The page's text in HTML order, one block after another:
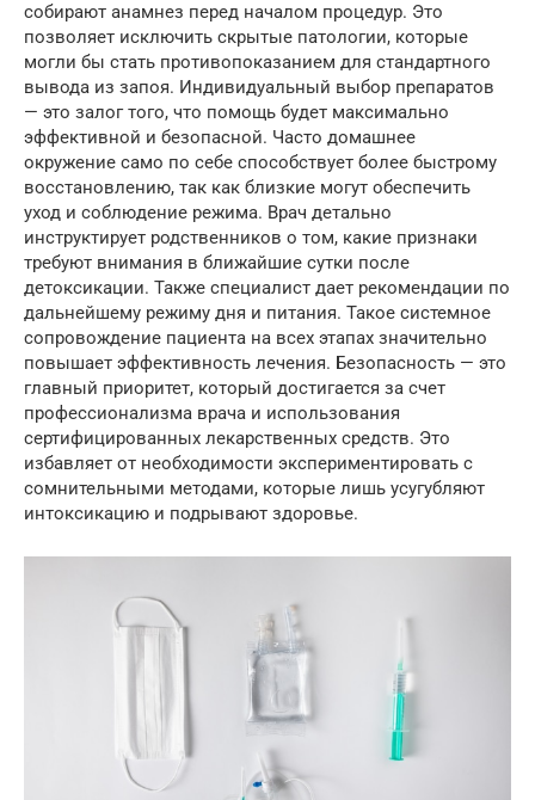
собирают анамнез перед началом процедур. Это
позволяет исключить скрытые патологии, которые
могли бы стать противопоказанием для стандартного
вывода из запоя. Индивидуальный выбор препаратов
— это залог того, что помощь будет максимально
эффективной и безопасной. Часто домашнее
окружение само по себе способствует более быстрому
восстановлению, так как близкие могут обеспечить
уход и соблюдение режима. Врач детально
инструктирует родственников о том, какие признаки
требуют внимания в ближайшие сутки после
детоксикации. Также специалист дает рекомендации по
дальнейшему режиму дня и питания. Такое системное
сопровождение пациента на всех этапах значительно
повышает эффективность лечения. Безопасность — это
главный приоритет, который достигается за счет
профессионализма врача и использования
сертифицированных лекарственных средств. Это
избавляет от необходимости экспериментировать с
сомнительными методами, которые лишь усугубляют
интоксикацию и подрывают здоровье.